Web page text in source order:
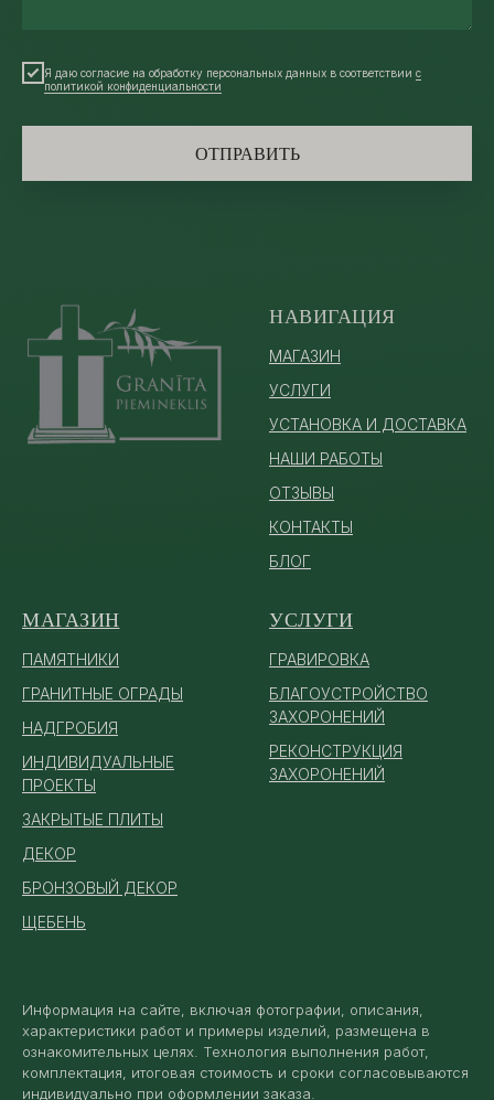
Я даю согласие на обработку персональных данных в соответствии с
политикой конфиденциальности
ОТПРАВИТЬ
НАВИГАЦИЯ
МАГАЗИН
УСЛУГИ
УСТАНОВКА И ДОСТАВКА
НАШИ РАБОТЫ
ОТЗЫВЫ
КОНТАКТЫ
БЛОГ
МАГАЗИН
ПАМЯТНИКИ
ГРАНИТНЫЕ ОГРАДЫ
НАДГРОБИЯ
ИНДИВИДУАЛЬНЫЕ
ПРОЕКТЫ
ЗАКРЫТЫЕ ПЛИТЫ
ДЕКОР
БРОНЗОВЫЙ ДЕКОР
ЩЕБЕНЬ
УСЛУГИ
ГРАВИРОВКА
БЛАГОУСТРОЙСТВО
ЗАХОРОНЕНИЙ
РЕКОНСТРУКЦИЯ
ЗАХОРОНЕНИЙ
Информация на сайте, включая фотографии, описания,
характеристики работ и примеры изделий, размещена в
ознакомительных целях. Технология выполнения работ,
комплектация, итоговая стоимость и сроки согласовываются
индивидуально при оформлении заказа.